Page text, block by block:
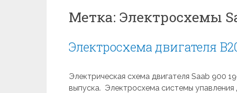
Метка: Электросхемы
Электросхема двигателя
Электрическая схема двигателя Saab 900
выпуска. Электросхема системы